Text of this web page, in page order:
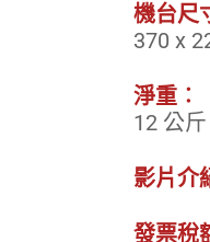
機台尺
370 x
淨重︰
12 公斤
影片介
發票稅